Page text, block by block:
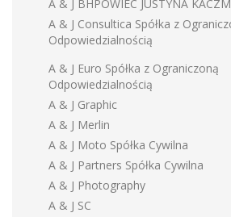
A & J BHPOWIEC JUSTYNA
A & J Consultica Spółka z
Odpowiedzialnością
A & J Euro Spółka z Ograniczoną
Odpowiedzialnością
A & J Graphic
A & J Merlin
A & J Moto Spółka Cywilna
A & J Partners Spółka Cywilna
A & J Photography
A & J SC